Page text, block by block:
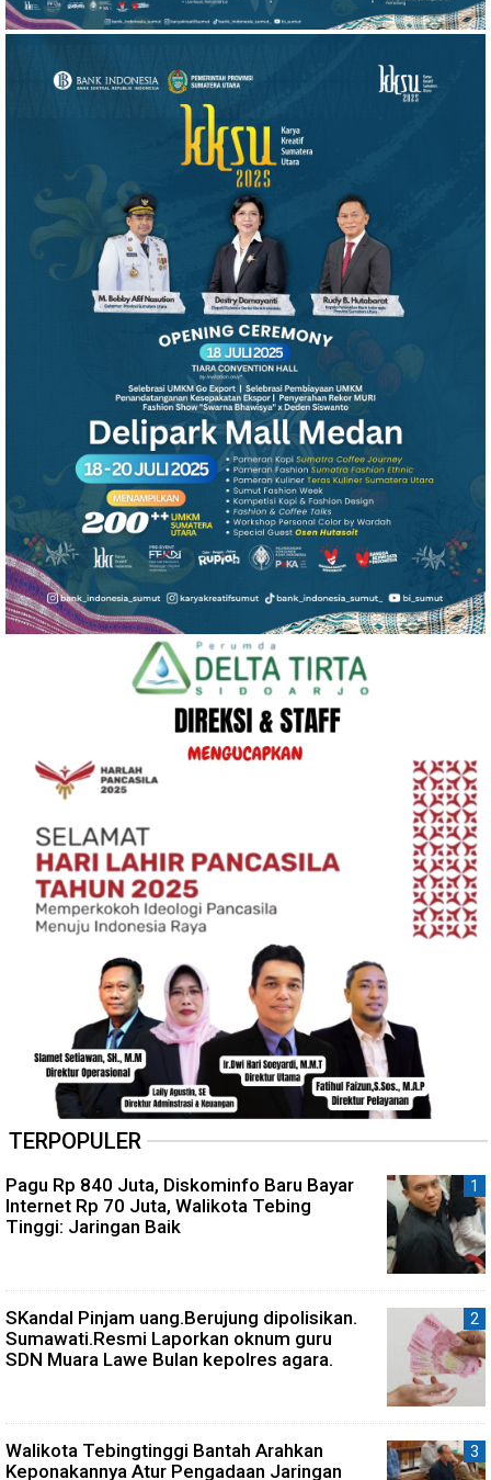
TERPOPULER
Pagu Rp 840 Juta, Diskominfo Baru Bayar
Internet Rp 70 Juta, Walikota Tebing
Tinggi: Jaringan Baik
SKandal Pinjam uang.Berujung dipolisikan.
Sumawati.Resmi Laporkan oknum guru
SDN Muara Lawe Bulan kepolres agara.
Walikota Tebingtinggi Bantah Arahkan
Keponakannya Atur Pengadaan Jaringan